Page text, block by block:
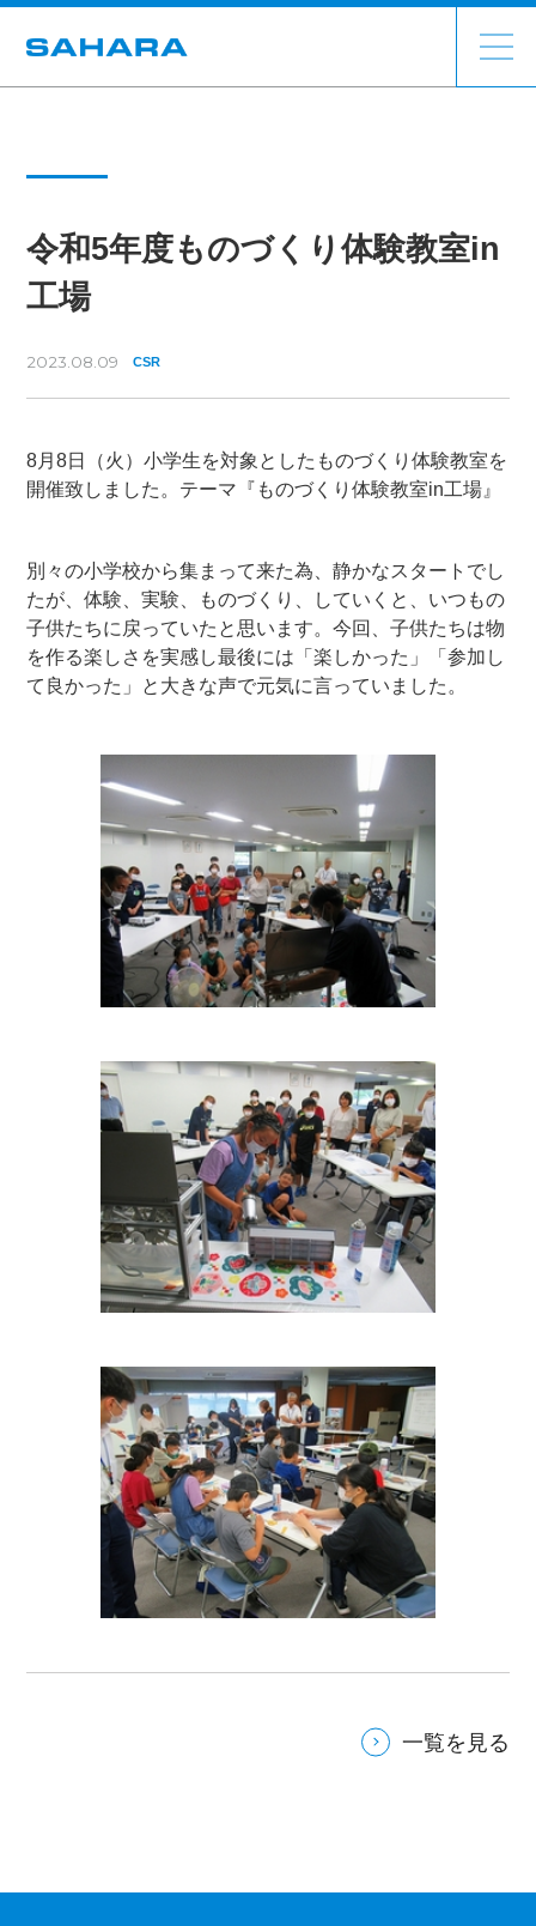
令和5年度ものづくり体験教室in
工場
2023.08.09 CSR
8月8日（火）小学生を対象としたものづくり体験教室を
開催致しました。テーマ『ものづくり体験教室in工場』
別々の小学校から集まって来た為、静かなスタートでし
たが、体験、実験、ものづくり、していくと、いつもの
子供たちに戻っていたと思います。今回、子供たちは物
を作る楽しさを実感し最後には「楽しかった」「参加し
て良かった」と大きな声で元気に言っていました。
一覧を見る